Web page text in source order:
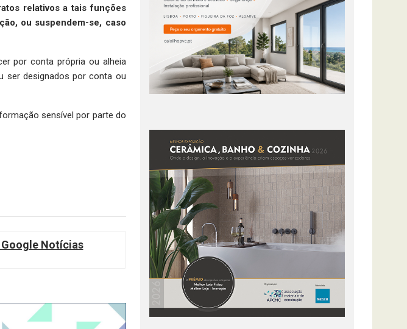
relativos a tais funções
ou suspendem-se, caso
por conta própria ou alheia
ser designados por conta ou
sensível por parte do
Notícias